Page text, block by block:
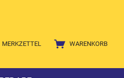
WARENKORB
MERKZETTEL